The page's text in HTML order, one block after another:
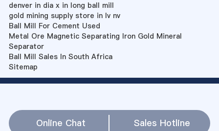
denver in dia x in long ball mill
gold mining supply store in lv nv
Ball Mill For Cement Used
Metal Ore Magnetic Separating Iron Gold Mineral
Separator
Ball Mill Sales In South Africa
Sitemap
Online Chat Sales Hotline